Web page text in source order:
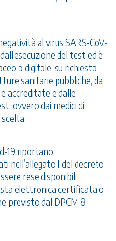
al virus SARS-CoV-
del test ed è
o digitale, su richiesta
sanitarie pubbliche, da
accreditate e dalle
ovvero dai medici di
19 riportano
nell’allegato I del decreto
rese disponibili
elettronica certificata o
previsto dal DPCM 8